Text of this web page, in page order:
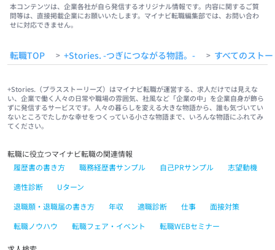
本コンテンツは、企業各社が自ら発信するオリジナル情報です。内容に関するご質
問等は、直接掲載企業にお願いいたします。マイナビ転職編集部では、お問い合わ
せに対応できません。
転職TOP > +Stories. -つぎにつながる物語。- > すべてのスト
+Stories.（プラスストーリーズ）はマイナビ転職が運営する、求人だけでは見えな
い、企業で働く人々の日常や職場の雰囲気、社風など「企業の中」を企業自身が飾ら
ずに発信するサービスです。人々の暮らしを変える大きな物語から、誰も気づいてい
ないところでたしかな幸せをつくっている小さな物語まで、いろんな物語にふれてみ
てください。
転職に役立つマイナビ転職の関連情報
履歴書の書き方
職務経歴書サンプル 自己PRサンプル
志望動機
適性診断
Uターン
退職願・退職届の書き方
年収 適職診断 仕事
面接対策
転職ノウハウ
転職フェア・イベント 転職WEBセミナー